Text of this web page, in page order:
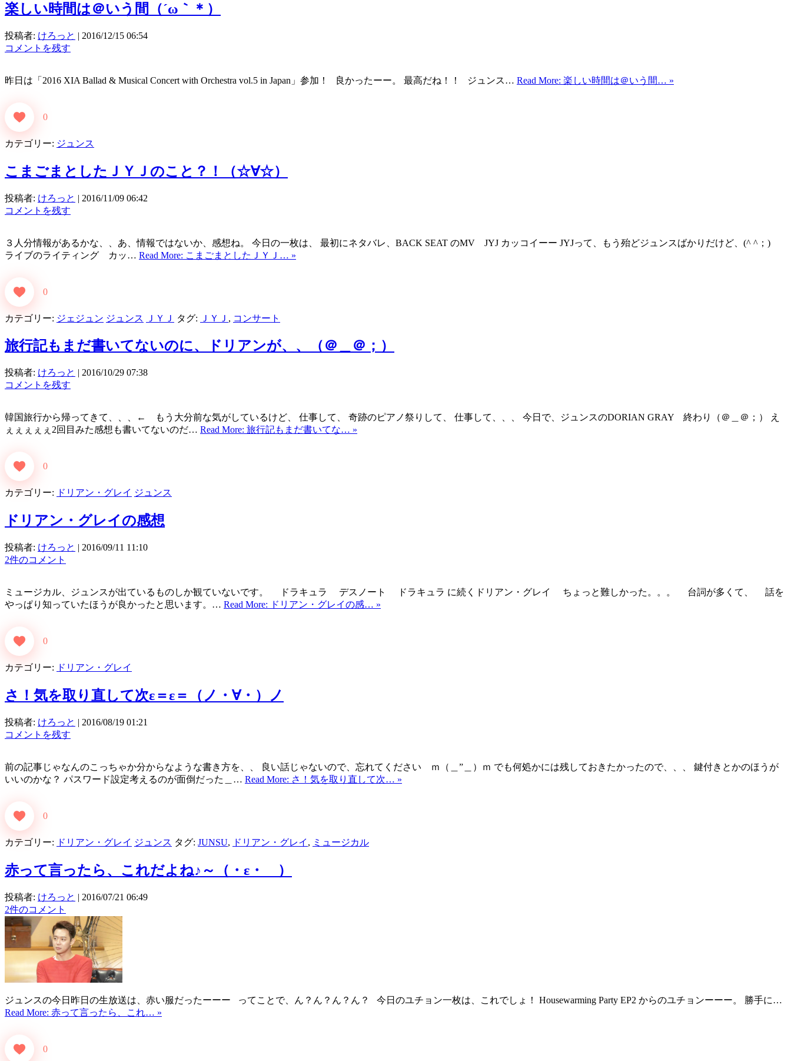
楽しい時間は＠いう間（´ω｀＊）
投稿者: けろっと | 2016/12/15 06:54
コメントを残す
昨日は「2016 XIA Ballad & Musical Concert with Orchestra vol.5 in Japan」参加！ 良かったーー。 最高だね！！ ジュンス… Read More: 楽しい時間は＠いう間… »
0
カテゴリー: ジュンス
こまごまとしたＪＹＪのこと？！（☆∀☆）
投稿者: けろっと | 2016/11/09 06:42
コメントを残す
３人分情報があるかな、、あ、情報ではないか、感想ね。 今日の一枚は、 最初にネタバレ、BACK SEAT のMV JYJ カッコイーー JYJって、もう殆どジュンスばかりだけど、(^ ^；)ゞ
ライブのライティング カッ… Read More: こまごまとしたＪＹＪ… »
0
カテゴリー: ジェジュン ジュンス ＪＹＪ タグ: ＪＹＪ , コンサート
旅行記もまだ書いてないのに、ドリアンが、、（＠＿＠；）
投稿者: けろっと | 2016/10/29 07:38
コメントを残す
韓国旅行から帰ってきて、、、← もう大分前な気がしているけど、 仕事して、 奇跡のピアノ祭りして、 仕事して、、、 今日で、ジュンスのDORIAN GRAY 終わり（＠＿＠；） え
ぇぇぇぇぇ2回目みた感想も書いてないのだ… Read More: 旅行記もまだ書いてな… »
0
カテゴリー: ドリアン・グレイ ジュンス
ドリアン・グレイの感想
投稿者: けろっと | 2016/09/11 11:10
2件のコメント
ミュージカル、ジュンスが出ているものしか観ていないです。 ドラキュラ デスノート ドラキュラ に続くドリアン・グレイ ちょっと難しかった。。。 台詞が多くて、 話を
やっぱり知っていたほうが良かったと思います。… Read More: ドリアン・グレイの感… »
0
カテゴリー: ドリアン・グレイ
さ！気を取り直して次ε＝ε＝（ノ・∀・）ノ
投稿者: けろっと | 2016/08/19 01:21
コメントを残す
前の記事じゃなんのこっちゃか分からなような書き方を、、 良い話じゃないので、忘れてください ｍ（＿”＿）ｍ でも何処かには残しておきたかったので、、、 鍵付きとかのほうが
いいのかな？ パスワード設定考えるのが面倒だった＿… Read More: さ！気を取り直して次… »
0
カテゴリー: ドリアン・グレイ ジュンス タグ: JUNSU, ドリアン・グレイ , ミュージカル
赤って言ったら、これだよね♪～（・ε・ ）
投稿者: けろっと | 2016/07/21 06:49
2件のコメント
ジュンスの今日昨日の生放送は、赤い服だったーーー ってことで、ん？ん？ん？ん？ 今日のユチョン一枚は、これでしょ！ Housewarming Party EP2 からのユチョンーーー。 勝手に…
Read More: 赤って言ったら、これ… »
0